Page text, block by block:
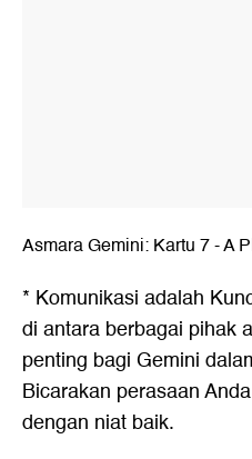
Asmara Gemini: Kartu 7 - A
* Komunikasi adalah
di antara berbagai pihak
penting bagi Gemini
Bicarakan perasaan
dengan niat baik.